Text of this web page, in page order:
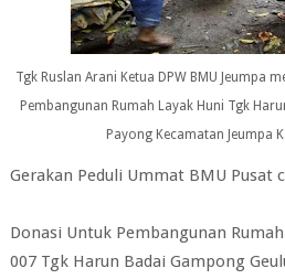
Tgk Ruslan Arani Ketua DPW BMU Jeumpa
Pembangunan Rumah Layak Huni Tgk
Payong Kecamatan Jeumpa
Gerakan Peduli Ummat BMU Pusat
Donasi Untuk Pembangunan
007 Tgk Harun Badai Gampong